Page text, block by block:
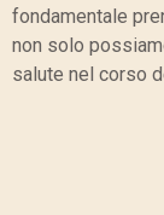
fondamentale
non solo
salute nel corso